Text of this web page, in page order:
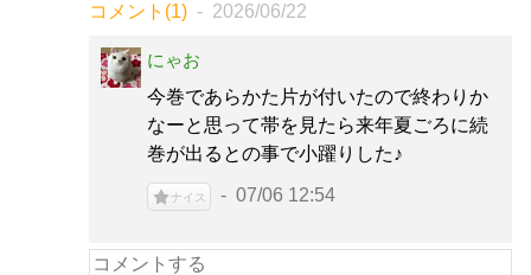
コメント(1) 2026/06/22
にゃお
今巻であらかた片が付いたので終わりか
なーと思って帯を見たら来年夏ごろに続
巻が出るとの事で小躍りした♪
ナイス 07/06 12:54